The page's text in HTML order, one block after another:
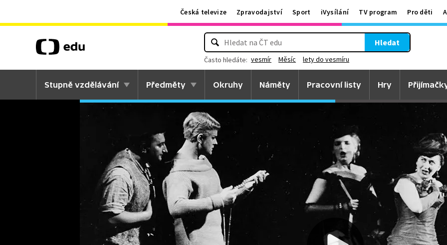
Česká televize Zpravodajství Sport iVysílání TV program Pro děti
Hledat
Často hledáte: vesmír Měsíc lety do vesmíru
Stupně vzdělávání Předměty Okruhy Náměty Pracovní listy Hry